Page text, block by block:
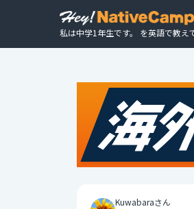
私は中学1年生です。 を英語で教え
Kuwabaraさん